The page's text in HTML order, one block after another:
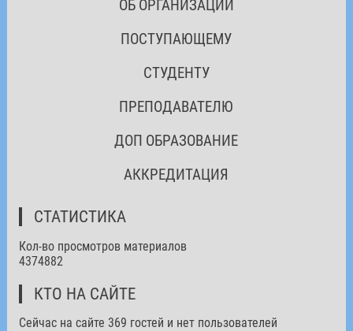
ОБ ОРГАНИЗАЦИИ
ПОСТУПАЮЩЕМУ
СТУДЕНТУ
ПРЕПОДАВАТЕЛЮ
ДОП ОБРАЗОВАНИЕ
АККРЕДИТАЦИЯ
СТАТИСТИКА
Кол-во просмотров материалов
4374882
КТО НА САЙТЕ
Сейчас на сайте 369 гостей и нет пользователей